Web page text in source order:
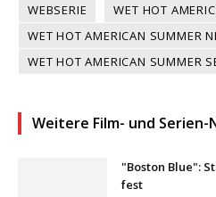
WEBSERIE
WET HOT
WET HOT AMERICAN SUMMER
WET HOT AMERICAN SUMMER
Weitere Film- und Serien-
"Boston Blue":
fest